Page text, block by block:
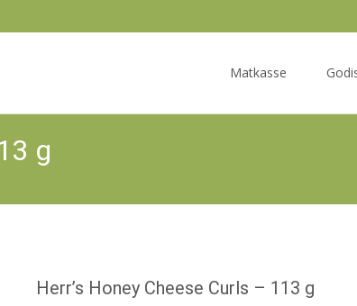
Matkasse
g
Herr’s Honey Cheese Curls – 113 g